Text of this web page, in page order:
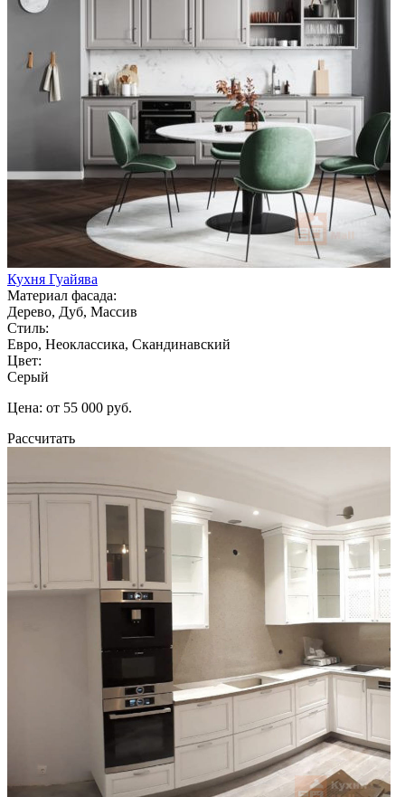
Кухня Гуайява
Материал фасада:
Дерево, Дуб, Массив
Стиль:
Евро, Неоклассика, Скандинавский
Цвет:
Серый
Цена: от 55 000 руб.
Рассчитать